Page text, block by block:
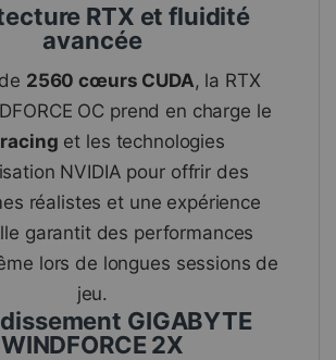
RTX et fluidité
avancée
2560 cœurs CUDA, la RTX
OC prend en charge le
et les technologies
NVIDIA pour offrir des
réalistes et une expérience
garantit des performances
lors de longues sessions de
jeu.
GIGABYTE
WINDFORCE 2X